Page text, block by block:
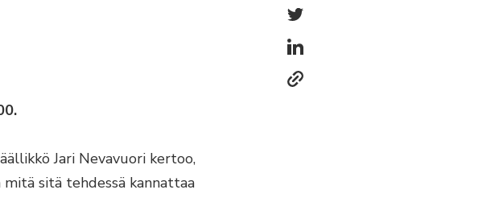
Jari Nevavuori kertoo,
sitä tehdessä kannattaa